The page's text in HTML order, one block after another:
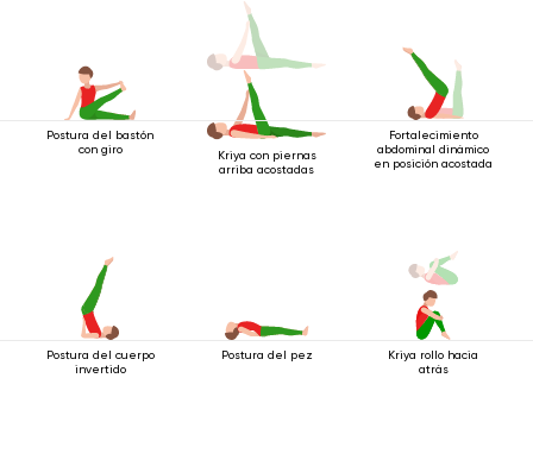
Postura del bastón
con giro
Kriya con piernas
arriba acostadas
Fortalecimiento
abdominal dinámico
en posición acostada
Postura del cuerpo
invertido
Postura del pez
Kriya rollo hacia
atrás